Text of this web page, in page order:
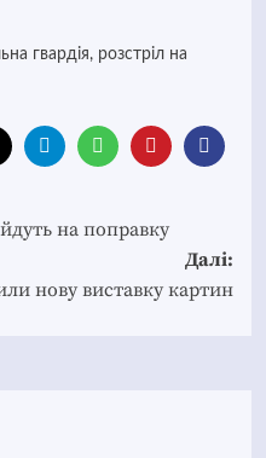
гвардія, розстріл на
на поправку
Далі:
нову виставку картин